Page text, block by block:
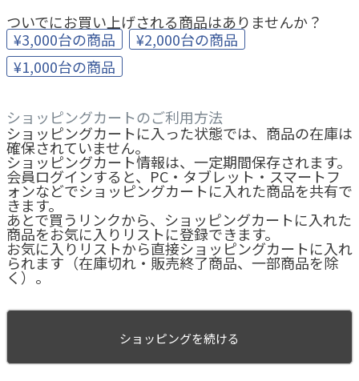
ついでにお買い上げされる商品はありませんか？
¥3,000台の商品
¥2,000台の商品
¥1,000台の商品
ショッピングカートのご利用方法
ショッピングカートに入った状態では、商品の在庫は
確保されていません。
ショッピングカート情報は、一定期間保存されます。
会員ログインすると、PC・タブレット・スマートフ
ォンなどでショッピングカートに入れた商品を共有で
きます。
あとで買うリンクから、ショッピングカートに入れた
商品をお気に入りリストに登録できます。
お気に入りリストから直接ショッピングカートに入れ
られます（在庫切れ・販売終了商品、一部商品を除
く）。
ショッピングを続ける